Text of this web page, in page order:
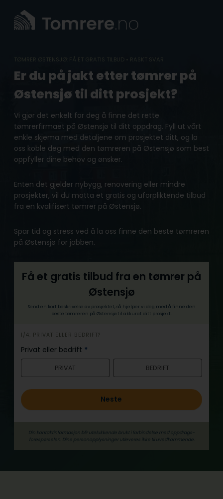
content
TØMRER ØSTENSJØ: FÅ ET GRATIS TILBUD • RASKT SVAR
Er du på jakt etter tømrer på
Østensjø til ditt prosjekt?
Vi gjør det enkelt for deg å finne det rette
tømrerfirmaet på Østensjø til ditt oppdrag. Fyll ut vårt
enkle skjema med detaljene om prosjektet ditt, og la
oss koble deg med den tømreren på Østensjø som best
oppfyller dine behov og ønsker.
Enten det gjelder nybygg, renovering eller mindre
prosjekter, vil du motta et gratis og uforpliktende tilbud
fra en kvalifisert tømrer på Østensjø.
Spar tid og stress ved å la oss finne den beste tømreren
på Østensjø for jobben.
Få et gratis tilbud fra en tømrer på
Østensjø
Send en kort beskrivelse av prosjektet, så hjelper vi deg med å finne den
beste tømreren på Østensjø til akkurat ditt prosjekt.
h
e
r
1/4: PRIVAT ELLER BEDRIFT?
Privat eller bedrift *
PRIVAT BEDRIFT
Neste
Din kontaktinformasjon blir utelukkende brukt i forbindelse med oppdrags­
forespørselen. Dine person­­opplysninger utleveres ikke til uvedkommende.